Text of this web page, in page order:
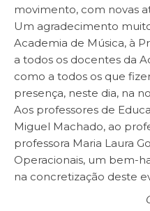
movimento, com novas
Um agradecimento
Academia de Música, à
a todos os docentes da
como a todos os que
presença, neste dia, na
Aos professores de
Miguel Machado, ao
professora Maria Laura
Operacionais, um bem-
na concretização deste